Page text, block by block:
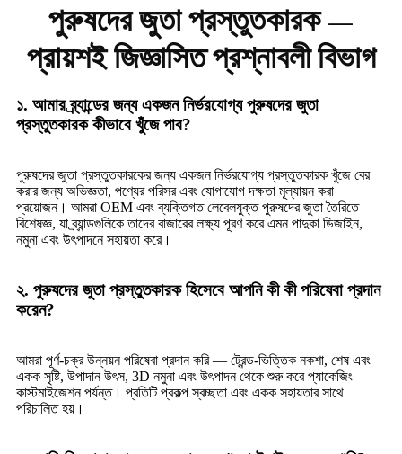
পুরুষদের জুতা প্রস্তুতকারক —
প্রায়শই জিজ্ঞাসিত প্রশ্নাবলী বিভাগ
১. আমার ব্র্যান্ডের জন্য একজন নির্ভরযোগ্য পুরুষদের জুতা
প্রস্তুতকারক কীভাবে খুঁজে পাব?
পুরুষদের জুতা প্রস্তুতকারকের জন্য একজন নির্ভরযোগ্য প্রস্তুতকারক খুঁজে বের
করার জন্য অভিজ্ঞতা, পণ্যের পরিসর এবং যোগাযোগ দক্ষতা মূল্যায়ন করা
প্রয়োজন। আমরা OEM এবং ব্যক্তিগত লেবেলযুক্ত পুরুষদের জুতা তৈরিতে
বিশেষজ্ঞ, যা ব্র্যান্ডগুলিকে তাদের বাজারের লক্ষ্য পূরণ করে এমন পাদুকা ডিজাইন,
নমুনা এবং উৎপাদনে সহায়তা করে।
২. পুরুষদের জুতা প্রস্তুতকারক হিসেবে আপনি কী কী পরিষেবা প্রদান
করেন?
আমরা পূর্ণ-চক্র উন্নয়ন পরিষেবা প্রদান করি — ট্রেন্ড-ভিত্তিক নকশা, শেষ এবং
একক সৃষ্টি, উপাদান উৎস, 3D নমুনা এবং উৎপাদন থেকে শুরু করে প্যাকেজিং
কাস্টমাইজেশন পর্যন্ত। প্রতিটি প্রকল্প স্বচ্ছতা এবং একক সহায়তার সাথে
পরিচালিত হয়।